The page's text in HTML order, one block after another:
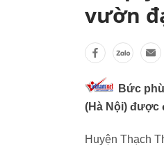
vườn
Bức
(Hà Nội) được
Huyện Thạch